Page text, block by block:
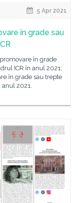
5 Apr 2021
în grade sau
în grade
ICR în anul 2021;
în grade sau trepte
2021.